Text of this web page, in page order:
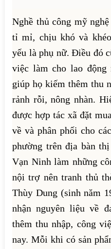
Nghề thủ công mỹ
tỉ mỉ, chịu khó và
yếu là phụ nữ. Điều đó
việc làm cho lao động
giúp họ kiếm thêm thu
rảnh rỗi, nông nhàn.
được hợp tác xã đặt
về và phân phối cho
phường trên địa bàn
Vạn Ninh làm những
nội trợ nên tranh thủ
Thùy Dung (sinh năm
nhận nguyên liệu về
thêm thu nhập, công
nay. Mỗi khi có sản